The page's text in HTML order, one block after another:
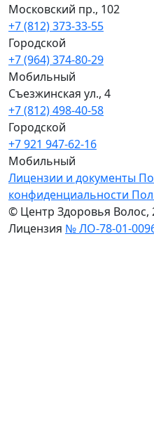
Московский пр., 102
+7 (812) 373-33-55
Городской
+7 (964) 374-80-29
Мобильный
Съезжинская ул., 4
+7 (812) 498-40-58
Городской
+7 921 947-62-16
Мобильный
Лицензии и документы
конфиденциальности
© Центр Здоровья Волос,
Лицензия № ЛО-78-01-